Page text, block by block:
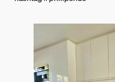
0 % <H<80 % (sin
Temperatura de
-20 °C a 40 °C
Características/